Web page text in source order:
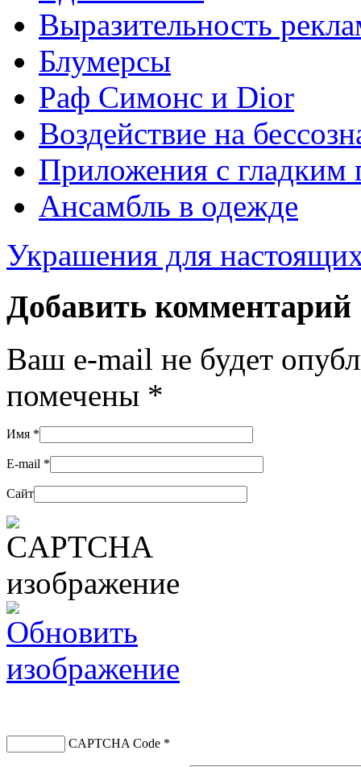
Выразительность
Блумерсы
Раф Симонс и Dior
Воздействие на
Приложения с гладким
Ансамбль в одежде
Украшения для
Добавить комментарий
Ваш e-mail не будет
помечены *
Имя *
E-mail *
Сайт
CAPTCHA Code *